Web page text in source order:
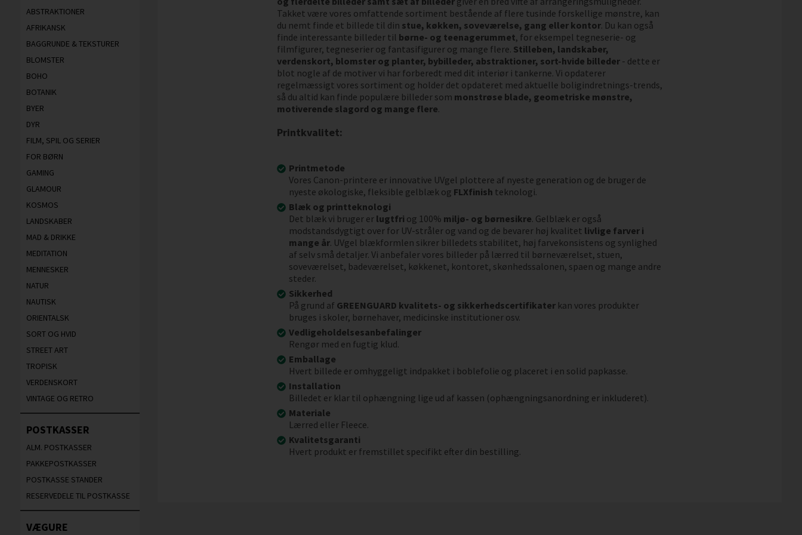
ABSTRAKTIONER
AFRIKANSK
BAGGRUNDE & TEKSTURER
BLOMSTER
BOHO
BOTANIK
BYER
DYR
FILM, SPIL OG SERIER
FOR BØRN
GAMING
GLAMOUR
KOSMOS
LANDSKABER
MAD & DRIKKE
MEDITATION
MENNESKER
NATUR
NAUTISK
ORIENTALSK
SORT OG HVID
STREET ART
TROPISK
VERDENSKORT
VINTAGE OG RETRO
POSTKASSER
ALM. POSTKASSER
PAKKEPOSTKASSER
POSTKASSE STANDER
RESERVEDELE TIL POSTKASSE
VÆGURE
Takket være vores omfattende sortiment bestående af flere tusinde forskellige mønstre, kan
du nemt finde et billede til din stue, køkken, soveværelse, gang eller kontor. Du kan også
finde interessante billeder til børne- og teenagerummet, for eksempel tegneserie- og
filmfigurer, tegneserier og fantasifigurer og mange flere. Stilleben, landskaber,
verdenskort, blomster og planter, bybilleder, abstraktioner, sort-hvide billeder- dette er
blot nogle af de motiver vi har forberedt med dit interiør i tankerne. Vi opdaterer
regelmæssigt vores sortiment og holder det opdateret med aktuelle boligindretnings-trends,
så du altid kan finde populære billeder som monstrøse blade, geometriske mønstre,
motiverende slagord og mange flere.
Printkvalitet:
Printmetode
Vores Canon-printere er innovative UVgel plottere af nyeste generation og de bruger de
nyeste økologiske, fleksible gelblæk og FLXfinish teknologi.
Blæk og printteknologi
Det blæk vi bruger er lugtfri og 100% miljø- og børnesikre. Gelblæk er også
modstandsdygtigt over for UV-stråler og vand og de bevarer høj kvalitet livlige farver i
mange år. UVgel blækformlen sikrer billedets stabilitet, høj farvekonsistens og synlighed
af selv små detaljer. Vi anbefaler vores billeder på lærred til børneværelset, stuen,
soveværelset, badeværelset, køkkenet, kontoret, skønhedssalonen, spaen og mange andre
steder.
Sikkerhed
På grund af GREENGUARD kvalitets- og sikkerhedscertifikaterkan vores produkter
bruges i skoler, børnehaver, medicinske institutioner osv.
Vedligeholdelsesanbefalinger
Rengør med en fugtig klud.
Emballage
Hvert billede er omhyggeligt indpakket i boblefolie og placeret i en solid papkasse.
Installation
Billedet er klar til ophængning lige ud af kassen (ophængningsanordning er inkluderet).
Materiale
Lærred eller Fleece.
Kvalitetsgaranti
Hvert produkt er fremstillet specifikt efter din bestilling.